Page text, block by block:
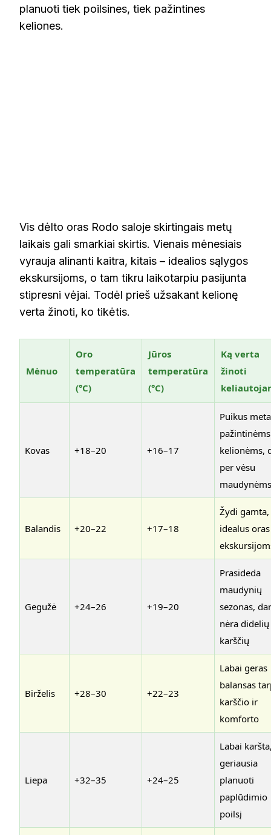
planuoti tiek poilsines, tiek pažintines
keliones.
Vis dėlto oras Rodo saloje skirtingais metų
laikais gali smarkiai skirtis. Vienais mėnesiais
vyrauja alinanti kaitra, kitais – idealios sąlygos
ekskursijoms, o tam tikru laikotarpiu pasijunta
stipresni vėjai. Todėl prieš užsakant kelionę
verta žinoti, ko tikėtis.
Mėnuo
Oro
temperatūra
(°C)
Jūros
temperatūra
(°C)
Ką verta
žinoti
Kovas +18–20 +16–17
Puikus
pažintinėms
kelionėms,
per vėsu
maudynėms
Balandis +20–22 +17–18
Žydi gamta,
idealus oras
Gegužė +24–26 +19–20
Prasideda
maudynių
sezonas, dar
nėra didelių
karščių
Birželis +28–30 +22–23
Labai geras
balansas
karščio ir
komforto
Liepa +32–35 +24–25
Labai
geriausia
planuoti
paplūdimio
poilsį